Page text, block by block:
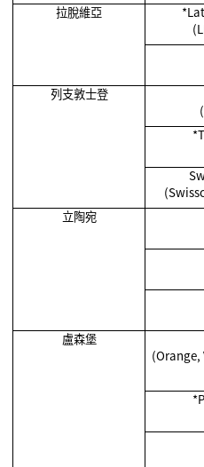
拉脫維亞
列支敦士登
立陶宛
盧森堡
(Orange,